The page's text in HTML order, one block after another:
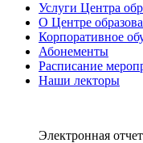
Услуги Центра
О Центре
Корпоративное
Абонементы
Расписание
Наши лекторы
Электронная